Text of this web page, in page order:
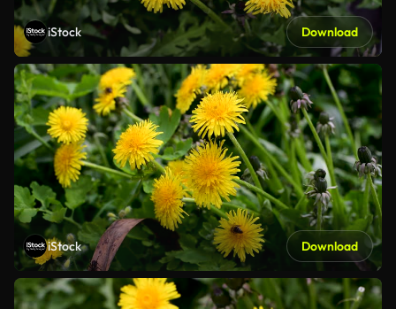
iStock Download
iStock Download